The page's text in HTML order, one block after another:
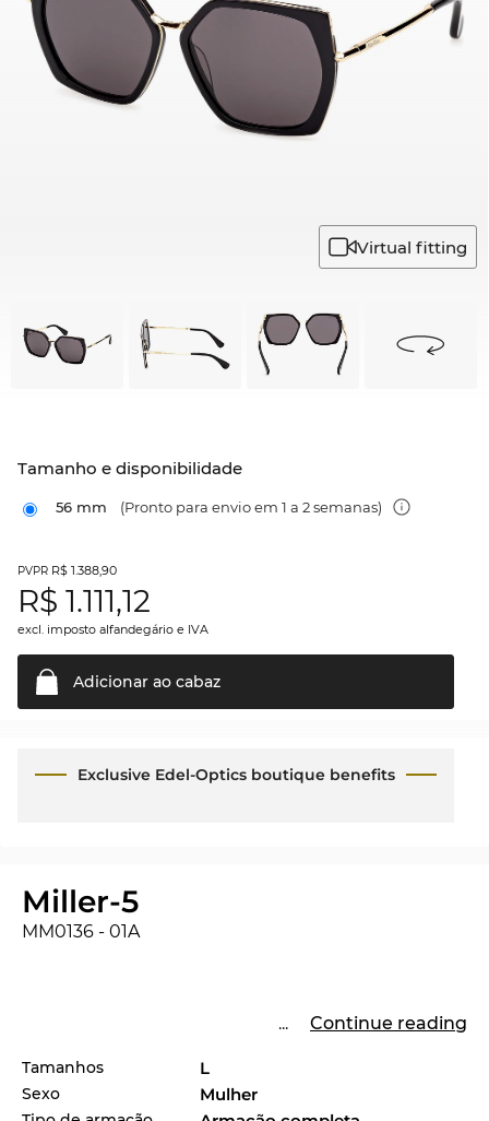
Virtual fitting
Tamanho e disponibilidade
56 mm (Pronto para envio em 1 a 2 semanas)
PVPR R$ 1.388,90
R$ 1.111,12
excl. imposto alfandegário e IVA
Adicionar ao cabaz
Exclusive Edel-Optics boutique benefits
Miller-5
MM0136 - 01A
... Continue reading
Tamanhos L
Sexo Mulher